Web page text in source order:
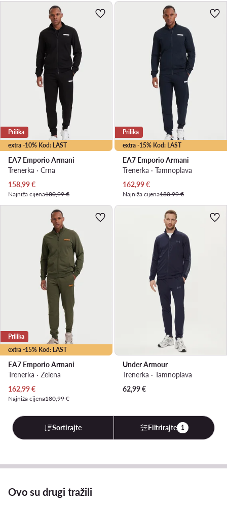
extra -10% Kod: LAST
Prilika
EA7 Emporio Armani
Trenerka · Crna
Trenutna cijena
158,99€
Najniža cijena180,99 €
extra -15% Kod: LAST
Prilika
EA7 Emporio Armani
Trenerka · Tamnoplava
Trenutna cijena
162,99€
Najniža cijena180,99 €
extra -15% Kod: LAST
Prilika
EA7 Emporio Armani
Trenerka · Zelena
Trenutna cijena
162,99€
Najniža cijena180,99 €
Under Armour
Trenerka · Tamnoplava
62,99€
Sortirajte Filtrirajte 1
Ovo su drugi tražili